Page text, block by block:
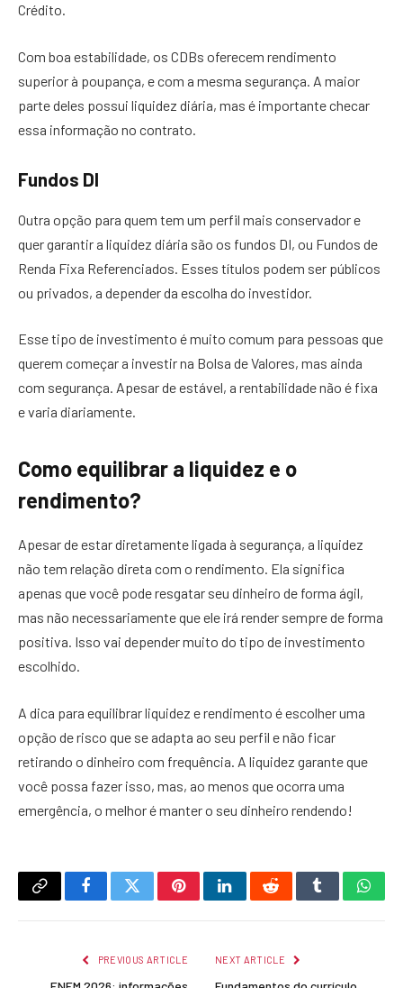
Crédito.
Com boa estabilidade, os CDBs oferecem rendimento
superior à poupança, e com a mesma segurança. A maior
parte deles possui liquidez diária, mas é importante checar
essa informação no contrato.
Fundos DI
Outra opção para quem tem um perfil mais conservador e
quer garantir a liquidez diária são os fundos DI, ou Fundos de
Renda Fixa Referenciados. Esses títulos podem ser públicos
ou privados, a depender da escolha do investidor.
Esse tipo de investimento é muito comum para pessoas que
querem começar a investir na Bolsa de Valores, mas ainda
com segurança. Apesar de estável, a rentabilidade não é fixa
e varia diariamente.
Como equilibrar a liquidez e o
rendimento?
Apesar de estar diretamente ligada à segurança, a liquidez
não tem relação direta com o rendimento. Ela significa
apenas que você pode resgatar seu dinheiro de forma ágil,
mas não necessariamente que ele irá render sempre de forma
positiva. Isso vai depender muito do tipo de investimento
escolhido.
A dica para equilibrar liquidez e rendimento é escolher uma
opção de risco que se adapta ao seu perfil e não ficar
retirando o dinheiro com frequência. A liquidez garante que
você possa fazer isso, mas, ao menos que ocorra uma
emergência, o melhor é manter o seu dinheiro rendendo!
Copy
FacebookTwitterPinterestLinkedInRedditTumblr
PREVIOUS ARTICLE NEXT ARTICLE